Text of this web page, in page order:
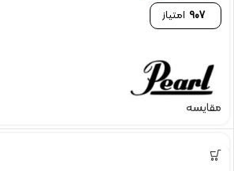
907 امتیاز
مقایسه